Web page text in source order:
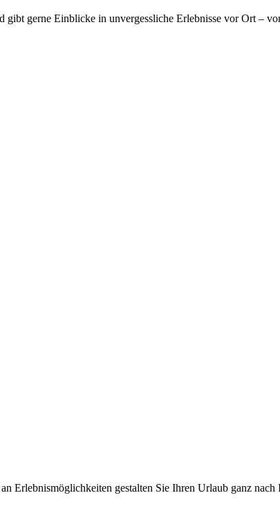
gerne Einblicke in unvergessliche Erlebnisse vor Ort –
Erlebnismöglichkeiten gestalten Sie Ihren Urlaub ganz